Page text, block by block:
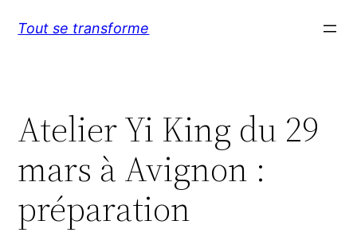
Tout se transforme
Atelier Yi King du 29
mars à Avignon :
préparation